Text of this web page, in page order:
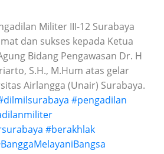
Militer III-12 Surabaya
dan sukses kepada Ketua
Bidang Pengawasan Dr. H
S.H., M.Hum atas gelar
Airlangga (Unair) Surabaya.
#pengadilan
#berakhlak